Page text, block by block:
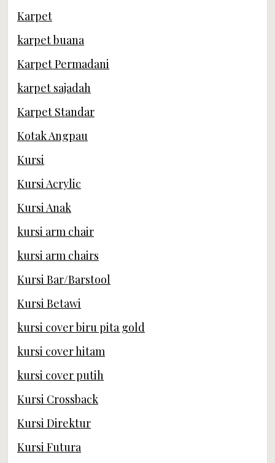
Karpet
karpet buana
Karpet Permadani
karpet sajadah
Karpet Standar
Kotak Angpau
Kursi
Kursi Acrylic
Kursi Anak
kursi arm chair
kursi arm chairs
Kursi Bar/Barstool
Kursi Betawi
kursi cover biru pita gold
kursi cover hitam
kursi cover putih
Kursi Crossback
Kursi Direktur
Kursi Futura